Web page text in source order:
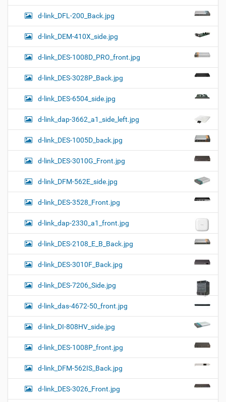
d-link_DFL-200_Back.jpg
d-link_DEM-410X_side.jpg
d-link_DES-1008D_PRO_front.jpg
d-link_DES-3028P_Back.jpg
d-link_DES-6504_side.jpg
d-link_dap-3662_a1_side_left.jpg
d-link_DES-1005D_back.jpg
d-link_DES-3010G_Front.jpg
d-link_DFM-562E_side.jpg
d-link_DES-3528_Front.jpg
d-link_dap-2330_a1_front.jpg
d-link_DES-2108_E_B_Back.jpg
d-link_DES-3010F_Back.jpg
d-link_DES-7206_Side.jpg
d-link_das-4672-50_front.jpg
d-link_DI-808HV_side.jpg
d-link_DES-1008P_front.jpg
d-link_DFM-562IS_Back.jpg
d-link_DES-3026_Front.jpg